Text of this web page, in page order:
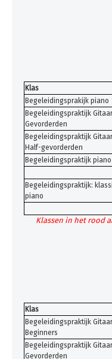
Klas
Begeleidingsprakijk piano
Begeleidingspraktijk
Gevorderden
Begeleidingspraktijk
Half-gevorderden
Begeleidingspraktijk piano
Begeleidingspraktijk:
piano
Klassen in het rood
Klas
Begeleidingspraktijk
Beginners
Begeleidingspraktijk
Gevorderden